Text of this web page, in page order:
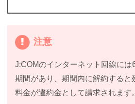
注意
J:COMのインターネット回線には
期間があり、期間内に解約すると
料金が違約金として請求されます。